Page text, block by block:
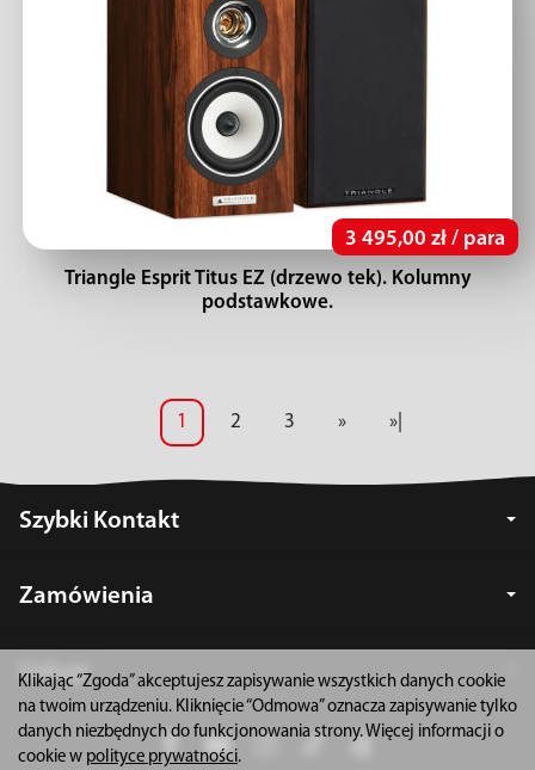
3 495,00 zł / para
Triangle Esprit Titus EZ (drzewo tek). Kolumny
podstawkowe.
1 2 3 » »|
Szybki Kontakt
Zamówienia
Usługi
Klikając “Zgoda” akceptujesz zapisywanie wszystkich danych cookie
na twoim urządzeniu. Kliknięcie “Odmowa” oznacza zapisywanie tylko
danych niezbędnych do funkcjonowania strony. Więcej informacji o
cookie w polityce prywatności.